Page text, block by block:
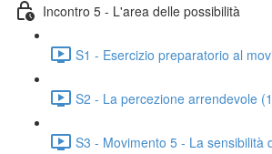
Incontro 5 - L'area delle possibilità
S1 - Esercizio preparatorio al
S2 - La percezione arrendevole
S3 - Movimento 5 - La sensibilità